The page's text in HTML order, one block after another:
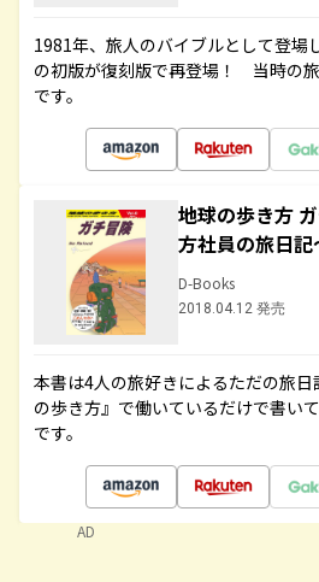
1981年、旅人のバイブルとして登場
の初版が復刻版で再登場！ 当時の
です。
地球の歩き方
方社員の旅日記
D-Books
2018.04.12 発売
本書は4人の旅好きによるただの旅
の歩き方』で働いているだけで書い
です。
AD